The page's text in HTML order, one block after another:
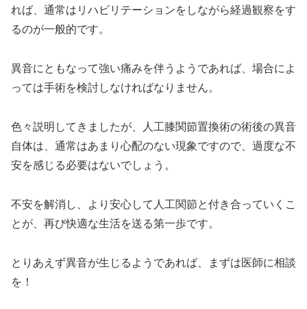
れば、通常はリハビリテーションをしながら経過観察をす
るのが一般的です。
異音にともなって強い痛みを伴うようであれば、場合によ
っては手術を検討しなければなりません。
色々説明してきましたが、人工膝関節置換術の術後の異音
自体は、通常はあまり心配のない現象ですので、過度な不
安を感じる必要はないでしょう。
不安を解消し、より安心して人工関節と付き合っていくこ
とが、再び快適な生活を送る第一歩です。
とりあえず異音が生じるようであれば、まずは医師に相談
を！